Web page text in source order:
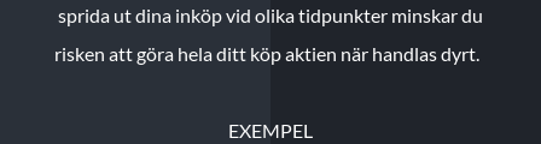
sprida ut dina inköp vid olika tidpunkter minskar du
risken att göra hela ditt köp aktien när handlas dyrt.
EXEMPEL